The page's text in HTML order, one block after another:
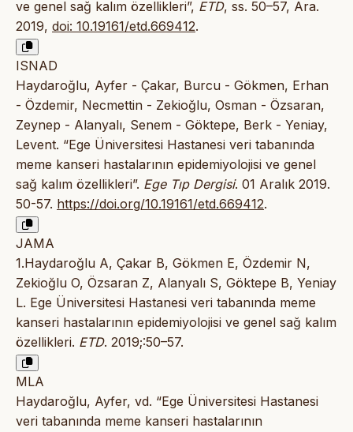
ve genel sağ kalım özellikleri”, ETD, ss. 50–57, Ara.
2019, doi: 10.19161/etd.669412.
ISNAD
Haydaroğlu, Ayfer - Çakar, Burcu - Gökmen, Erhan
- Özdemir, Necmettin - Zekioğlu, Osman - Özsaran,
Zeynep - Alanyalı, Senem - Göktepe, Berk - Yeniay,
Levent. “Ege Üniversitesi Hastanesi veri tabanında
meme kanseri hastalarının epidemiyolojisi ve genel
sağ kalım özellikleri”. Ege Tıp Dergisi. 01 Aralık 2019.
50-57. https://doi.org/10.19161/etd.669412.
JAMA
1.Haydaroğlu A, Çakar B, Gökmen E, Özdemir N,
Zekioğlu O, Özsaran Z, Alanyalı S, Göktepe B, Yeniay
L. Ege Üniversitesi Hastanesi veri tabanında meme
kanseri hastalarının epidemiyolojisi ve genel sağ kalım
özellikleri. ETD. 2019;:50–57.
MLA
Haydaroğlu, Ayfer, vd. “Ege Üniversitesi Hastanesi
veri tabanında meme kanseri hastalarının